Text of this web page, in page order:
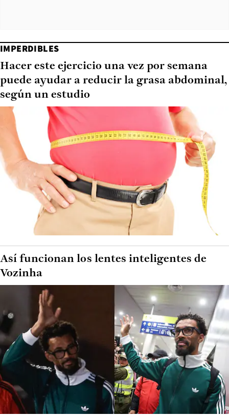
IMPERDIBLES
Hacer este ejercicio una vez por semana
puede ayudar a reducir la grasa abdominal,
según un estudio
Así funcionan los lentes inteligentes de
Vozinha